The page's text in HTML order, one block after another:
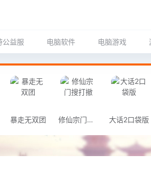
公益服 电脑软件 电脑游戏
暴走无双团 修仙宗门搜打撤 大话2口袋版